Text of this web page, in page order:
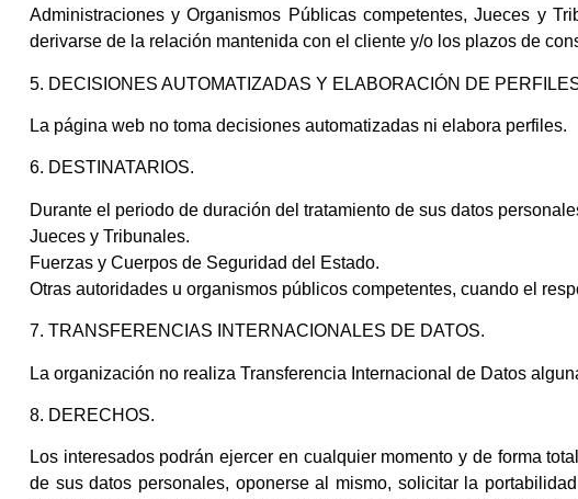
Administraciones y Organismos Públicas competentes, Jueces y
derivarse de la relación mantenida con el cliente y/o los plazos de
5. DECISIONES AUTOMATIZADAS Y ELABORACIÓN DE
La página web no toma decisiones automatizadas ni elabora perfiles.
6. DESTINATARIOS.
Durante el periodo de duración del tratamiento de sus datos
Jueces y Tribunales.
Fuerzas y Cuerpos de Seguridad del Estado.
Otras autoridades u organismos públicos competentes, cuando el
7. TRANSFERENCIAS INTERNACIONALES DE DATOS.
La organización no realiza Transferencia Internacional de Datos
8. DERECHOS.
Los interesados podrán ejercer en cualquier momento y de forma
de sus datos personales, oponerse al mismo, solicitar la